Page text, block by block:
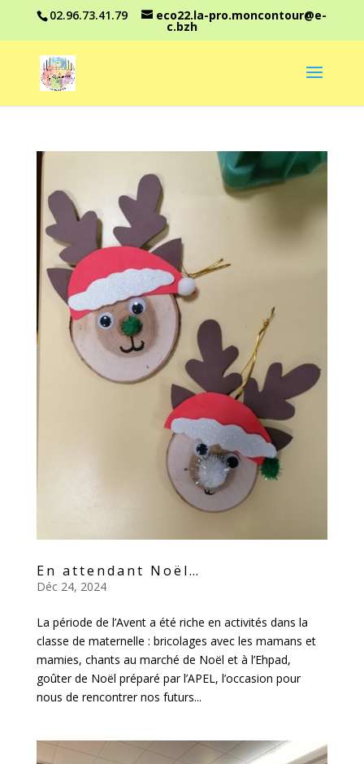
02.96.73.41.79 eco22.la-pro.moncontour@e-
c.bzh
En attendant Noël…
Déc 24, 2024
La période de l’Avent a été riche en activités dans la
classe de maternelle : bricolages avec les mamans et
mamies, chants au marché de Noël et à l’Ehpad,
goûter de Noël préparé par l’APEL, l’occasion pour
nous de rencontrer nos futurs...